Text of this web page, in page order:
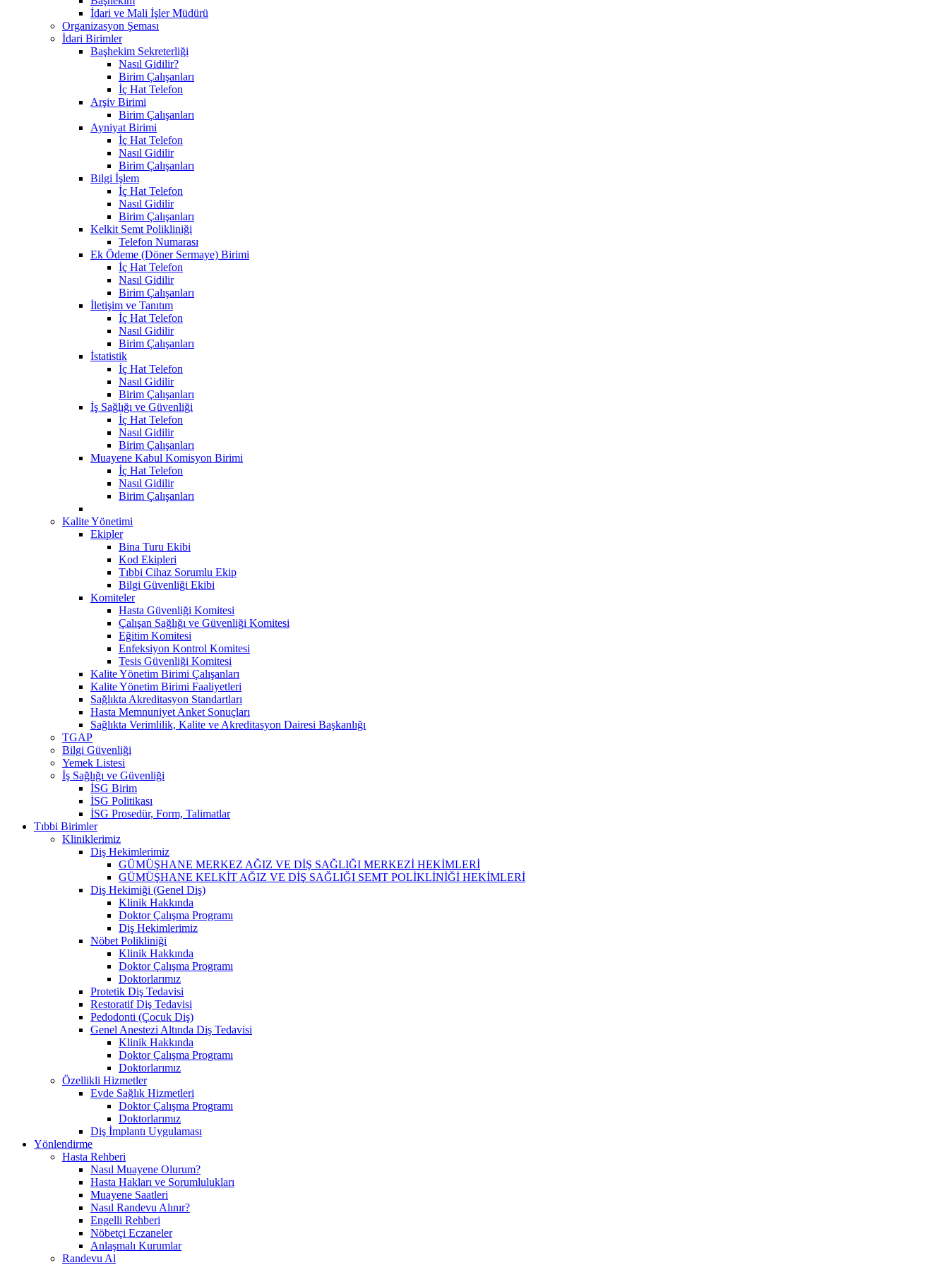
İdari ve Mali İşler Müdürü
Organizasyon Şeması
İdari Birimler
Başhekim Sekreterliği
Nasıl Gidilir?
Birim Çalışanları
İç Hat Telefon
Arşiv Birimi
Birim Çalışanları
Ayniyat Birimi
İç Hat Telefon
Nasıl Gidilir
Birim Çalışanları
Bilgi İşlem
İç Hat Telefon
Nasıl Gidilir
Birim Çalışanları
Kelkit Semt Polikliniği
Telefon Numarası
Ek Ödeme (Döner Sermaye) Birimi
İç Hat Telefon
Nasıl Gidilir
Birim Çalışanları
İletişim ve Tanıtım
İç Hat Telefon
Nasıl Gidilir
Birim Çalışanları
İstatistik
İç Hat Telefon
Nasıl Gidilir
Birim Çalışanları
İş Sağlığı ve Güvenliği
İç Hat Telefon
Nasıl Gidilir
Birim Çalışanları
Muayene Kabul Komisyon Birimi
İç Hat Telefon
Nasıl Gidilir
Birim Çalışanları
Kalite Yönetimi
Ekipler
Bina Turu Ekibi
Kod Ekipleri
Tıbbi Cihaz Sorumlu Ekip
Bilgi Güvenliği Ekibi
Komiteler
Hasta Güvenliği Komitesi
Çalışan Sağlığı ve Güvenliği Komitesi
Eğitim Komitesi
Enfeksiyon Kontrol Komitesi
Tesis Güvenliği Komitesi
Kalite Yönetim Birimi Çalışanları
Kalite Yönetim Birimi Faaliyetleri
Sağlıkta Akreditasyon Standartları
Hasta Memnuniyet Anket Sonuçları
Sağlıkta Verimlilik, Kalite ve Akreditasyon Dairesi Başkanlığı
TGAP
Bilgi Güvenliği
Yemek Listesi
İş Sağlığı ve Güvenliği
İSG Birim
İSG Politikası
İSG Prosedür, Form, Talimatlar
Tıbbi Birimler
Kliniklerimiz
Diş Hekimlerimiz
GÜMÜŞHANE MERKEZ AĞIZ VE DİŞ SAĞLIĞI MERKEZİ HEKİMLERİ
GÜMÜŞHANE KELKİT AĞIZ VE DİŞ SAĞLIĞI SEMT POLİKLİNİĞİ HEKİMLERİ
Diş Hekimiği (Genel Diş)
Klinik Hakkında
Doktor Çalışma Programı
Diş Hekimlerimiz
Nöbet Polikliniği
Klinik Hakkında
Doktor Çalışma Programı
Doktorlarımız
Protetik Diş Tedavisi
Restoratif Diş Tedavisi
Pedodonti (Çocuk Diş)
Genel Anestezi Altında Diş Tedavisi
Klinik Hakkında
Doktor Çalışma Programı
Doktorlarımız
Özellikli Hizmetler
Evde Sağlık Hizmetleri
Doktor Çalışma Programı
Doktorlarımız
Diş İmplantı Uygulaması
Yönlendirme
Hasta Rehberi
Nasıl Muayene Olurum?
Hasta Hakları ve Sorumlulukları
Muayene Saatleri
Nasıl Randevu Alınır?
Engelli Rehberi
Nöbetçi Eczaneler
Anlaşmalı Kurumlar
Randevu Al